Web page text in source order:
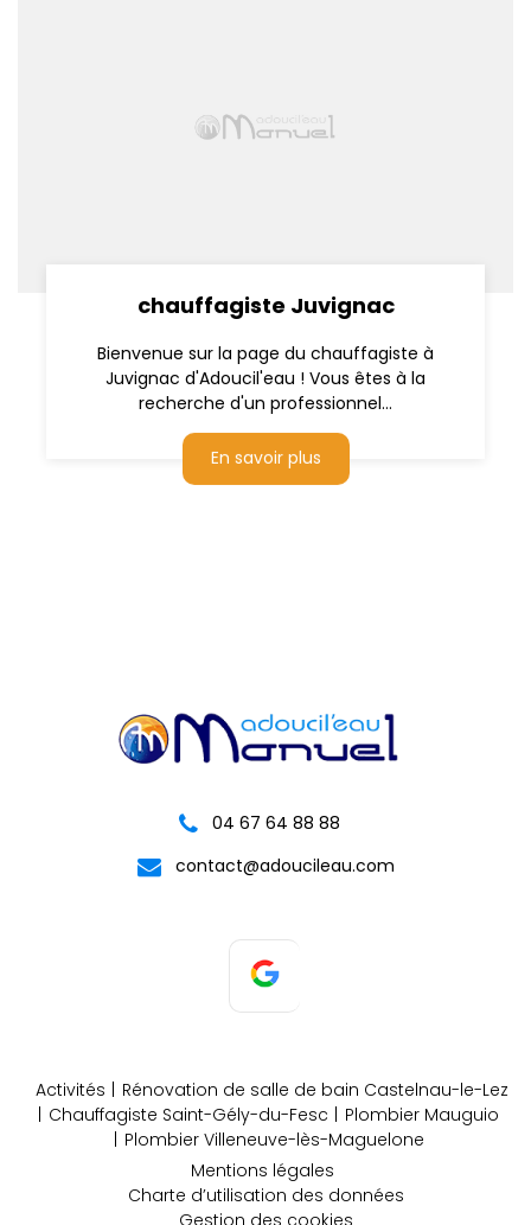
chauffagiste Juvignac
Bienvenue sur la page du chauffagiste à
Juvignac d'Adoucil'eau ! Vous êtes à la
recherche d'un professionnel...
En savoir plus
04 67 64 88 88
contact@adoucileau.com
Activités
Rénovation de salle de bain Castelnau-le-Lez
Chauffagiste Saint-Gély-du-Fesc
Plombier Mauguio
Plombier Villeneuve-lès-Maguelone
Mentions légales
Charte d’utilisation des données